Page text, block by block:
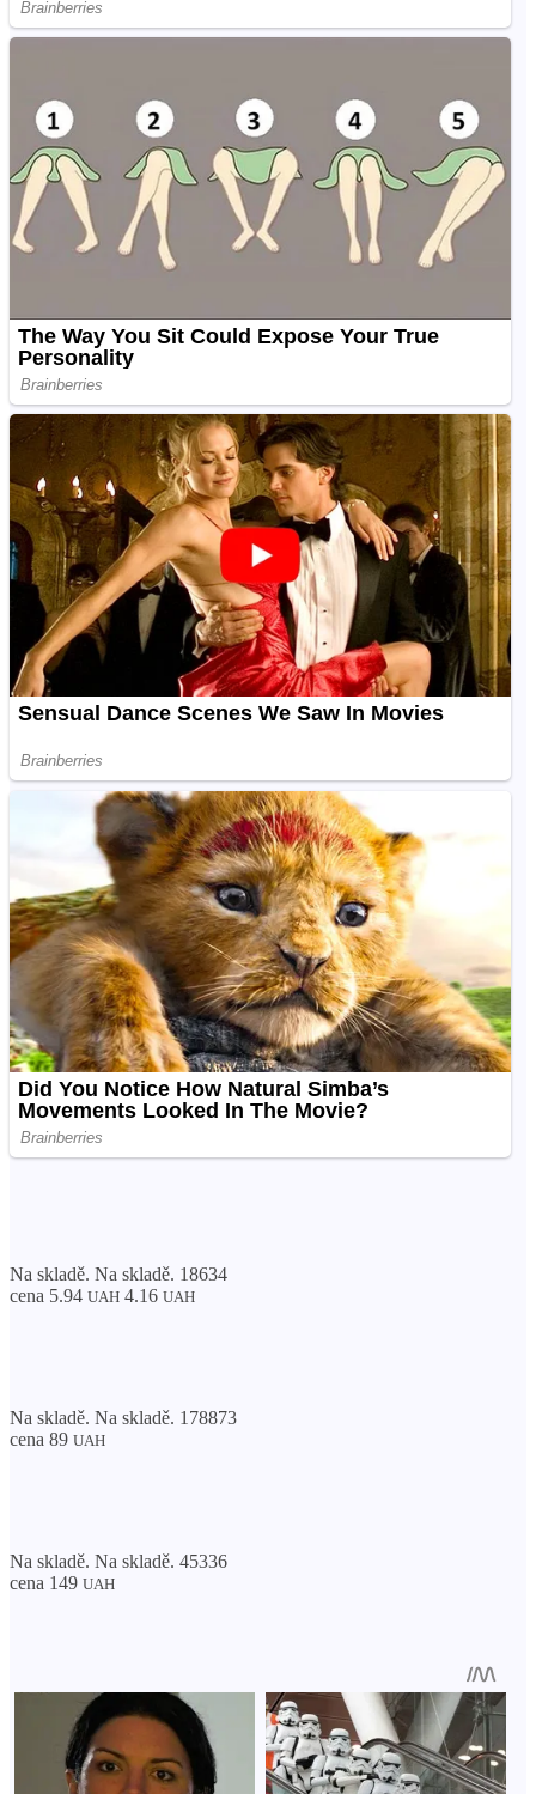
Na skladě. Na skladě. 18634
cena 5.94 UAH 4.16 UAH
Na skladě. Na skladě. 178873
cena 89 UAH
Na skladě. Na skladě. 45336
cena 149 UAH